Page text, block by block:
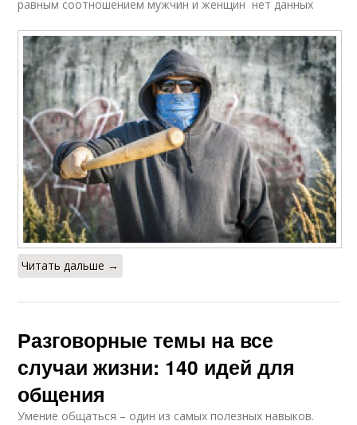
равным соотношением мужчин и женщин нет данных
Читать дальше →
Разговорные темы на все
случаи жизни: 140 идей для
общения
Умение общаться – один из самых полезных навыков.